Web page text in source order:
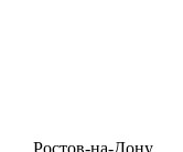
Ростов-на-Дону